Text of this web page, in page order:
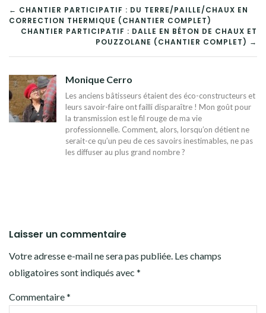
NAVIGATION
DE
L’ARTICLE
← CHANTIER PARTICIPATIF : DU TERRE/PAILLE/CHAUX EN
CORRECTION THERMIQUE (CHANTIER COMPLET)
CHANTIER PARTICIPATIF : DALLE EN BÉTON DE CHAUX ET
POUZZOLANE (CHANTIER COMPLET) →
Monique Cerro
Les anciens bâtisseurs étaient des éco-constructeurs et
leurs savoir-faire ont failli disparaître ! Mon goût pour
la transmission est le fil rouge de ma vie
professionnelle. Comment, alors, lorsqu’on détient ne
serait-ce qu’un peu de ces savoirs inestimables, ne pas
les diffuser au plus grand nombre ?
Laisser un commentaire
Votre adresse e-mail ne sera pas publiée. Les champs
obligatoires sont indiqués avec *
Commentaire*